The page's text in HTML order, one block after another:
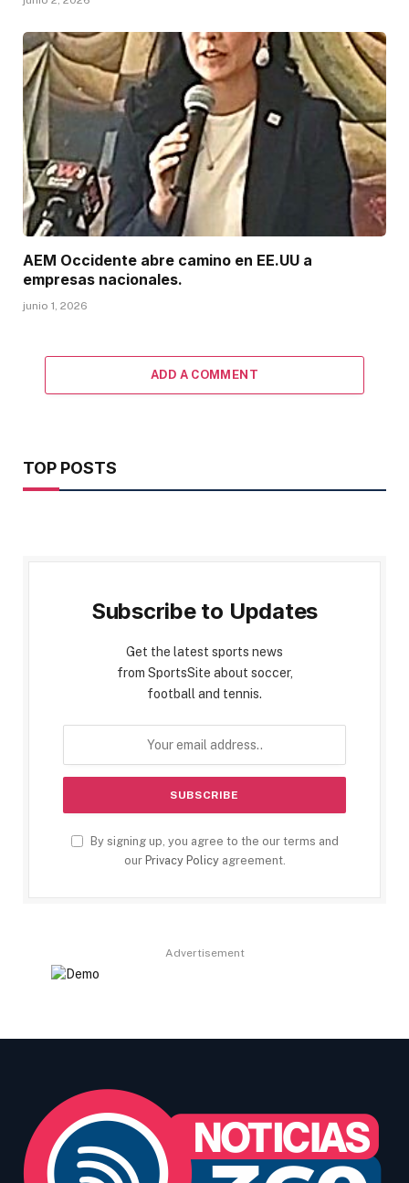
AEM Occidente abre camino en EE.UU a
empresas nacionales.
junio 1, 2026
ADD A COMMENT
TOP POSTS
Subscribe to Updates
Get the latest sports news
from SportsSite about soccer,
football and tennis.
By signing up, you agree to the our terms and
our Privacy Policyagreement.
Advertisement